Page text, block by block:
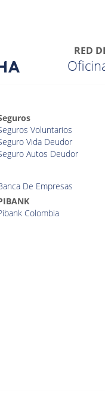
RED
Voluntarios
Vida Deudor
Autos Deudor
De Empresas
Colombia